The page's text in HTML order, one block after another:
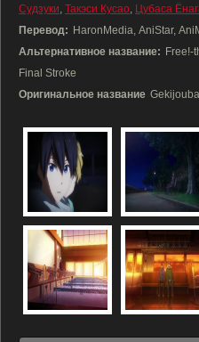
Судзуки, Такэси Кусао, Цубаса
Перевод: HaronMedia, AniStar,
Альтернативное название: Free!-
Final Stroke
Оригинальное название